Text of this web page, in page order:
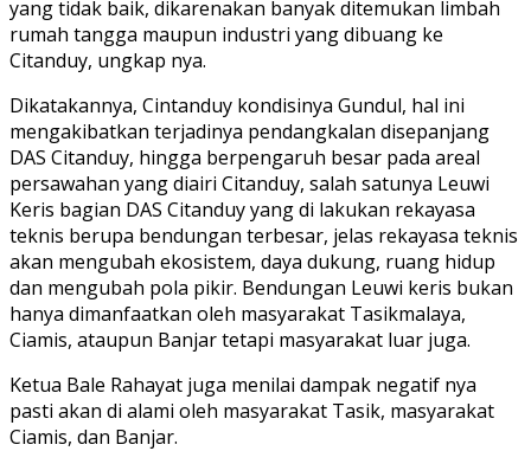
yang tidak baik, dikarenakan banyak ditemukan limbah
rumah tangga maupun industri yang dibuang ke
Citanduy, ungkap nya.
Dikatakannya, Cintanduy kondisinya Gundul, hal ini
mengakibatkan terjadinya pendangkalan disepanjang
DAS Citanduy, hingga berpengaruh besar pada areal
persawahan yang diairi Citanduy, salah satunya Leuwi
Keris bagian DAS Citanduy yang di lakukan rekayasa
teknis berupa bendungan terbesar, jelas rekayasa teknis
akan mengubah ekosistem, daya dukung, ruang hidup
dan mengubah pola pikir. Bendungan Leuwi keris bukan
hanya dimanfaatkan oleh masyarakat Tasikmalaya,
Ciamis, ataupun Banjar tetapi masyarakat luar juga.
Ketua Bale Rahayat juga menilai dampak negatif nya
pasti akan di alami oleh masyarakat Tasik, masyarakat
Ciamis, dan Banjar.